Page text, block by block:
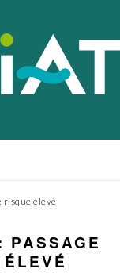
risque élevé
PASSAGE